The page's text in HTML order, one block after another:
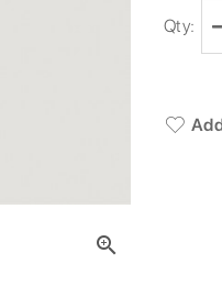

Qty: